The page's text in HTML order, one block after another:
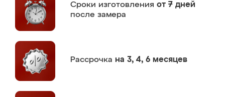
Сроки изготовления от 7 дней
после замера
Рассрочка на 3, 4, 6 месяцев